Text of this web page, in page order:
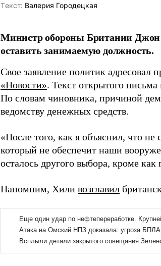
Tекст: Валерия Городецкая
Министр обороны Британии
оставить занимаемую должность.
Свое заявление политик адресовал
«Новости». Текст открытого письма
По словам чиновника, причиной
ведомству денежных средств.
«После того, как я объяснил, что не
который не обеспечит наши
осталось другого выбора, кроме как
Напомним, Хили возглавил